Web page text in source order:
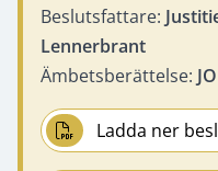
Beslutsfattare:
Lennerbrant
Ämbetsberättelse:
Ladda ner